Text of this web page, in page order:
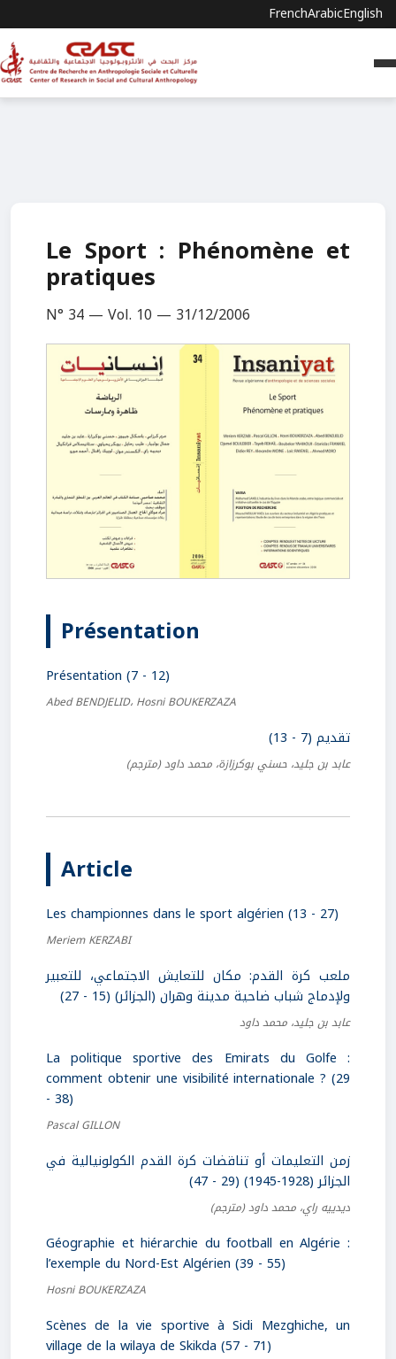
FrenchArabicEnglish
Le Sport : Phénomène et
pratiques
N° 34 — Vol. 10 — 31/12/2006
Présentation
Présentation (7 - 12)
Abed BENDJELID، Hosni BOUKERZAZA
تقديم (7 - 13)
عابد بن جليد، حسني بوكرزازة، محمد داود(مترجم)
Article
Les championnes dans le sport algérien (13 - 27)
Meriem KERZABI
ملعب كرة القدم: مكان للتعايش الاجتماعي، للتعبير
ولإدماج شباب ضاحية مدينة وهران (الجزائر) (15 - 27)
عابد بن جليد، محمد داود
La politique sportive des Emirats du Golfe :
comment obtenir une visibilité internationale ? (29
- 38)
Pascal GILLON
زمن التعليمات أو تناقضات كرة القدم الكولونيالية في
الجزائر (1928-1945) (29 - 47)
ديدييه راي، محمد داود(مترجم)
Géographie et hiérarchie du football en Algérie :
l’exemple du Nord-Est Algérien (39 - 55)
Hosni BOUKERZAZA
Scènes de la vie sportive à Sidi Mezghiche, un
village de la wilaya de Skikda (57 - 71)